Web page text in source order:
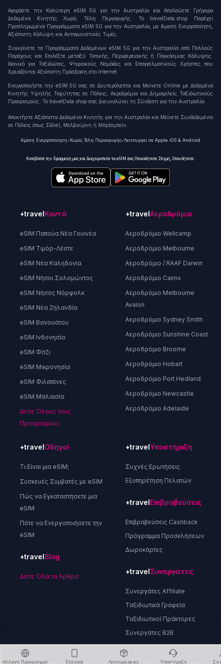
Αγοράστε την Καλύτερη eSIM 5G για την Αυστραλία και Απολαύστε Γρήγορα
Δεδομένα Κινητής Χωρίς Τέλη Περιαγωγής. Το travelData.shop Παρέχει
Προπληρωμένα Προγράμματα eSIM 5G για την Αυστραλία, με Άμεση Ενεργοποίηση,
Αξιόπιστη Κάλυψη και Ανταγωνιστικές Τιμές.
Συγκρίνετε τα Προγράμματα Δεδομένων eSIM 5G για την Αυστραλία από Πολλούς
Παρόχους και Επιλέξτε μεταξύ Τοπικής, Περιφερειακής ή Παγκόσμιας Κάλυψης.
Ιδανικό για Ταξιδιώτες, Ψηφιακούς Νομάδες και Επαγγελματικούς Χρήστες που
Χρειάζονται Αξιόπιστη Πρόσβαση στο Internet.
Ενεργοποιήστε την eSIM 5G σας σε Δευτερόλεπτα και Μείνετε Online με Δεδομένα
Κινητής Υψηλής Ταχύτητας σε Πόλεις, Αεροδρόμια και Δημοφιλείς Ταξιδιωτικούς
Προορισμούς. Το travelData.shop σας Διευκολύνει τη Σύνδεση για την Αυστραλία.
Αποκτήστε Αξιόπιστα Δεδομένα Κινητής για την Αυστραλία και Μείνετε Συνδεδεμένοι
σε Πόλεις όπως Σίδνεϊ, Μελβούρνη ή Μπρίσμπεϊν.
Άμεση Ενεργοποίηση•Χωρίς Τέλη Περιαγωγής•Λειτουργεί σε Apple iOS & Android
Κατεβάστε την Εφαρμογή μας και Διαχειριστείτε τα eSIM σας Οποιαδήποτε Στιγμή, Οπουδήποτε.
+travelΚοντά
eSIM Παπούα Νέα Γουινέα
eSIM Τιμόρ-Λέστε
eSIM Νέα Καληδονία
eSIM Νήσοι Σολομώντος
eSIM Νήσος Νόρφολκ
eSIM Νέα Ζηλανδία
eSIM Βανουάτου
eSIM Ινδονησία
eSIM Φίτζι
eSIM Μικρονησία
eSIM Φιλιππίνες
eSIM Μαλαισία
Δείτε Όλους τους
Προορισμούς
+travelΑεροδρόμια
Αεροδρόμιο Wellcamp
Αεροδρόμιο Melbourne
Αεροδρόμιο / RAAF Darwin
Αεροδρόμιο Cairns
Αεροδρόμιο Melbourne
Avalon
Αεροδρόμιο Sydney Smith
Αεροδρόμιο Sunshine Coast
Αεροδρόμιο Broome
Αεροδρόμιο Hobart
Αεροδρόμιο Port Hedland
Αεροδρόμιο Newcastle
Αεροδρόμιο Adelaide
+travelΟδηγοί
Τι Είναι μια eSIM;
Συσκευές Συμβατές με eSIM
Πώς να Εγκαταστήσετε μια
eSIM
Πότε να Ενεργοποιήσετε την
eSIM
+travelBlog
Δείτε Όλα τα Άρθρα
+travelΥποστήριξη
Συχνές Ερωτήσεις
Εξυπηρέτηση Πελατών
+travelΕπιβραβεύσεις
Επιβραβεύσεις Cashback
Πρόγραμμα Προσκλήσεων
Δωροκάρτες
+travelΣυνεργάτες
Συνεργάτες Affiliate
Ταξιδιωτικά Γραφεία
Ταξιδιωτικοί Πράκτορες
Συνεργάτες B2B
Αλλαγή Προορισμού
Έλεγχος
Λεπτομέρειες
Υποστήριξη